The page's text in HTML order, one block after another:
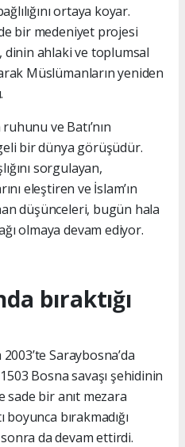
ortaya koyar.
bir medeniyet projesi
ahlaki ve toplumsal
Müslümanların yeniden
ve Batı’nın
bir dünya görüşüdür.
sorgulayan,
eleştiren ve İslam’ın
düşünceleri, bugün hala
olmaya devam ediyor.
bıraktığı
Saraybosna’da
Bosna savaşı şehidinin
sade bir anıt mezara
bırakmadığı
sonra da devam ettirdi.